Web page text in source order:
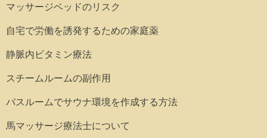
マッサージベッドのリスク
自宅で労働を誘発するための家庭薬
静脈内ビタミン療法
スチームルームの副作用
バスルームでサウナ環境を作成する方法
馬マッサージ療法士について